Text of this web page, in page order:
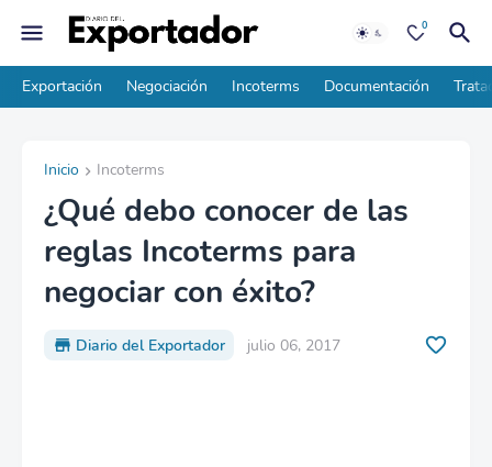
0
Exportación Negociación Incoterms Documentación
Inicio Incoterms
¿Qué debo conocer de las
reglas Incoterms para
negociar con éxito?
Diario del Exportador julio 06, 2017